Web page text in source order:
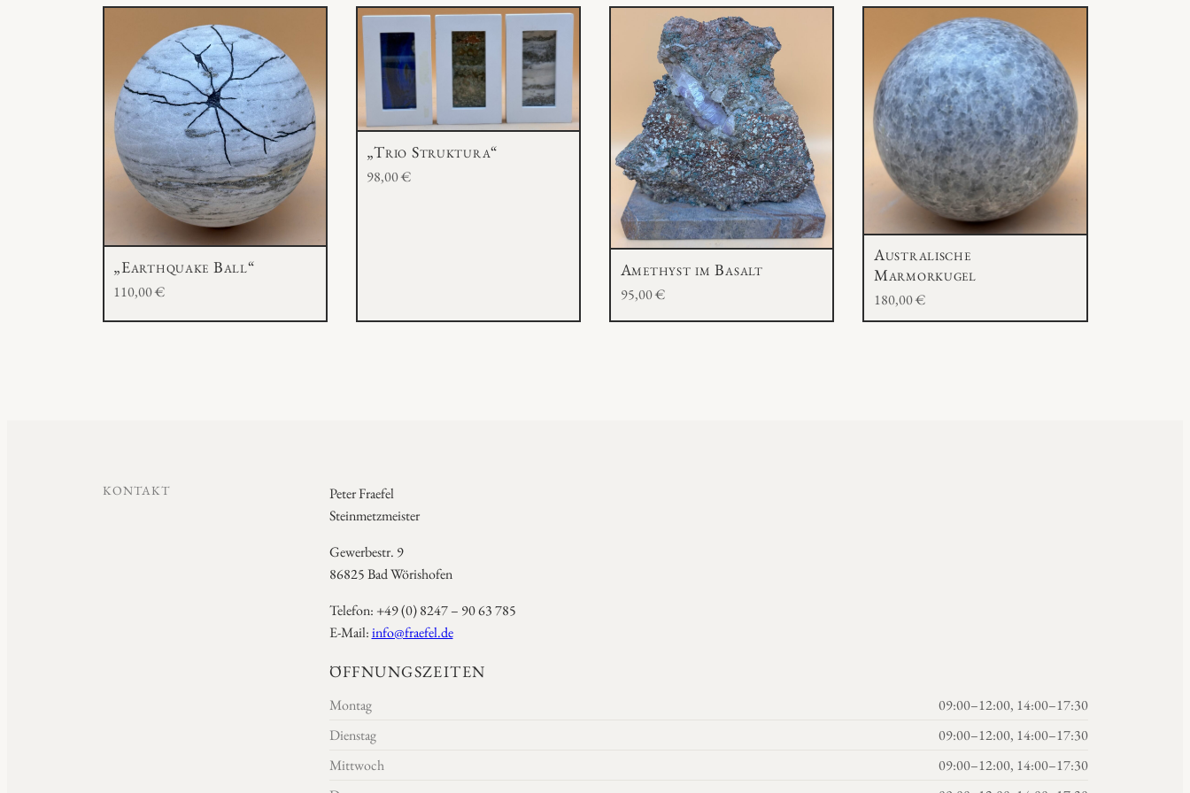
„Earthquake Ball“
110,00€
„Trio Struktura“
98,00€
Amethyst im Basalt
95,00€
Australische
Marmorkugel
180,00€
KONTAKT
Peter Fraefel
Steinmetzmeister
Gewerbestr. 9
86825 Bad Wörishofen
Telefon: +49 (0) 8247 – 90 63 785
E-Mail:info@fraefel.de
ÖFFNUNGSZEITEN
Montag
09:00–12:00, 14:00–17:30
Dienstag
09:00–12:00, 14:00–17:30
Mittwoch
09:00–12:00, 14:00–17:30